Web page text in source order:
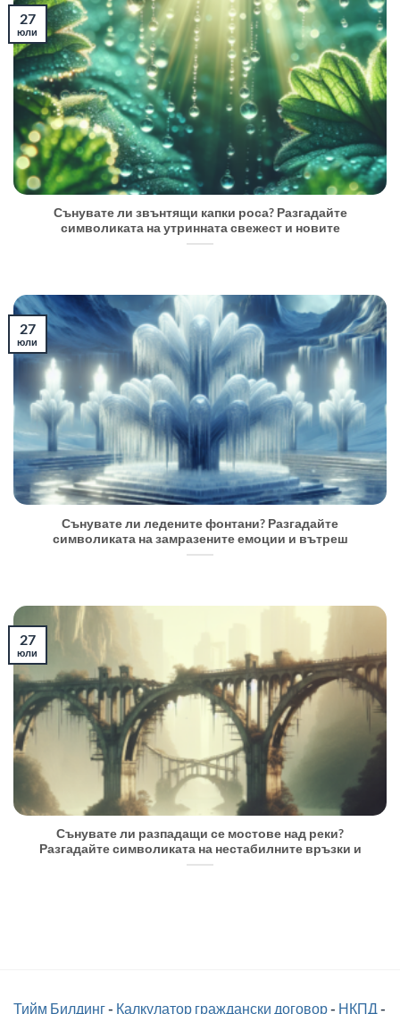
Сънувате ли звънтящи капки роса? Разгадайте
символиката на утринната свежест и новите
27
юли
Сънувате ли ледените фонтани? Разгадайте
символиката на замразените емоции и вътреш
27
юли
Сънувате ли разпадащи се мостове над реки?
Разгадайте символиката на нестабилните връзки и
27
юли
Тийм Билдинг- Калкулатор граждански договор- НКПД-